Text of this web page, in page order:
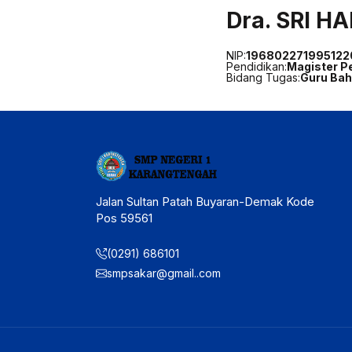
Dra. SRI
NIP:
Pendidikan:Magister
Bidang Tugas:Guru
Jalan Sultan Patah Buyaran-Demak Kode
Pos 59561
(0291) 686101
smpsakar@gmail..com